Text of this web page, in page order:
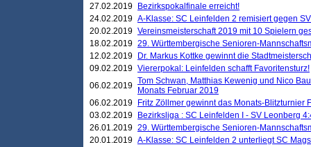
27.02.2019
Bezirkspokalfinale erreicht!
24.02.2019 A-Klasse: SC Leinfelden 2 remisiert gegen
20.02.2019 Vereinsmeisterschaft 2019 mit 10 Spielern
18.02.2019 29. Württembergische Senioren-
12.02.2019
Dr. Markus Kottke gewinnt die
09.02.2019 Viererpokal: Leinfelden schafft Favoritensturz!
06.02.2019 Tom Schwan, Matthias Kewenig und Nico
Monats Februar 2019
06.02.2019
Fritz Zöllmer gewinnt das Monats-Blitzturnier
03.02.2019
Bezirksliga : SC Leinfelden I - SV Leonberg
26.01.2019 29. Württembergische Senioren-
20.01.2019 A-Klasse: SC Leinfelden 2 unterliegt SC